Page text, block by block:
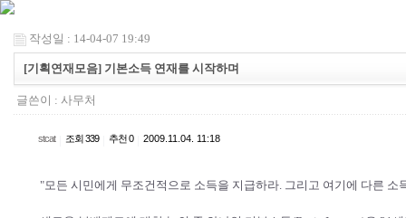
작성일 : 14-04-07 19:49
[기획연재모음] 기본소득 연재를 시작하며
글쓴이 : 사무처
stcat 조회 339 추천 0 2009.11.04. 11:18
"모든 시민에게 무조건적으로 소득을 지급하라. 그리고 여기에 다른